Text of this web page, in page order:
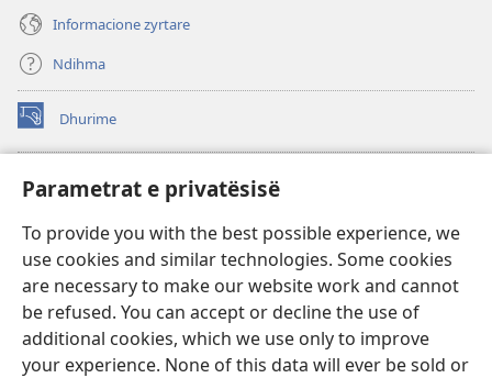
Parametrat e privatësisë
To provide you with the best possible experience, we
use cookies and similar technologies. Some cookies
are necessary to make our website work and cannot
be refused. You can accept or decline the use of
additional cookies, which we use only to improve
your experience. None of this data will ever be sold or
Informacione zyrtare
Ndihma
Dhurime
(hap
dritare
re)
BIBLIOTEKA ONLINE Watchtower
(hap
të
re)
JW Hub
(hap
dritare
të
re)
JW Library
Biblioteka Watchtower